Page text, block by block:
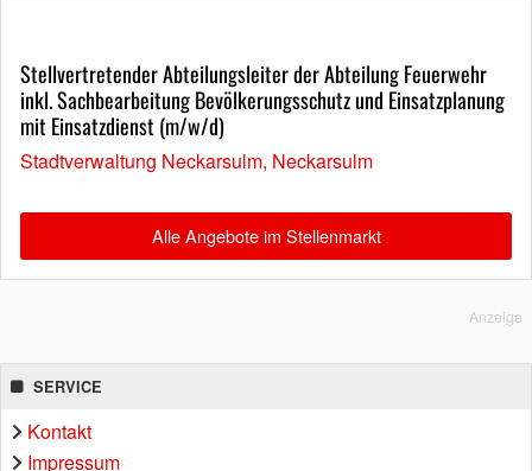
Stellvertretender Abteilungsleiter der Abteilung Feuerwehr
inkl. Sachbearbeitung Bevölkerungsschutz und Einsatzplanung
mit Einsatzdienst (m/w/d)
Stadtverwaltung Neckarsulm, Neckarsulm
Alle Angebote im Stellenmarkt
Anzeige
SERVICE
Kontakt
Impressum